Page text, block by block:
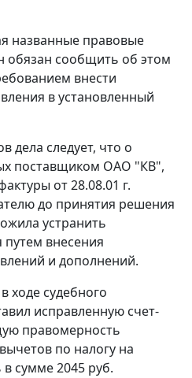
названные правовые
обязан сообщить об этом
внести
в установленный
дела следует, что о
поставщиком ОАО "КВ",
от 28.08.01 г.
до принятия решения
устранить
внесения
и дополнений.
ходе судебного
исправленную счет-
правомерность
по налогу на
сумме 2045 руб.